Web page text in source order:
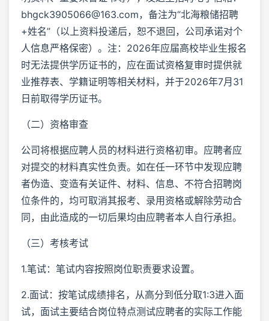
bhgck3905066@163.com，备注为“北海粮储招聘
+姓名”（以上资料投递后，恕不退回，公司承诺对个
人信息严格保密）。注：2026年应届高校毕业生报名
时无法提供学历证书的，应在面试资格复审时提供就
业推荐表、学籍证明等相关材料，并于2026年7月31
日前取得学历证书。
（二）资格审查
公司将根据应聘人员的材料进行资格初审。应聘者应
对提交的材料真实性负责。如在任一环节中发现应聘
者伪造、变造有关证件、材料、信息、不符合招聘岗
位条件的，均可取消其报考、录用资格或解除劳动合
同，由此造成的一切后果均由应聘者本人自行承担。
（三）考核考试
1.笔试：笔试内容按照岗位职责要求设置。
2.面试：按笔试成绩排名，从高分到低分取1:3进入面
试，面试主要结合岗位特点测试应聘者的实际工作能